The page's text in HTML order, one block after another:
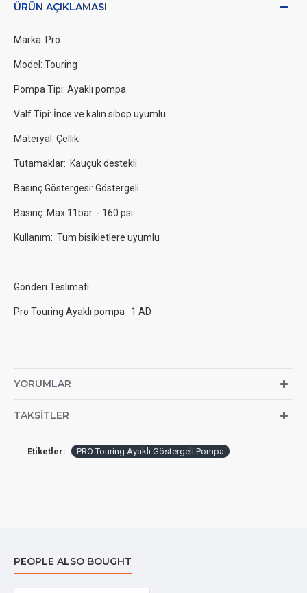
ÜRÜN AÇIKLAMASI
Marka: Pro
Model: Touring
Pompa Tipi: Ayaklı pompa
Valf Tipi: İnce ve kalın sibop uyumlu
Materyal: Çellik
Tutamaklar: Kauçuk destekli
Basınç Göstergesi: Göstergeli
Basınç: Max 11bar - 160 psi
Kullanım: Tüm bisikletlere uyumlu
Gönderi Teslimatı:
Pro Touring Ayaklı pompa 1 AD
YORUMLAR
TAKSITLER
Etiketler: PRO Touring Ayaklı Göstergeli Pompa
PEOPLE ALSO BOUGHT